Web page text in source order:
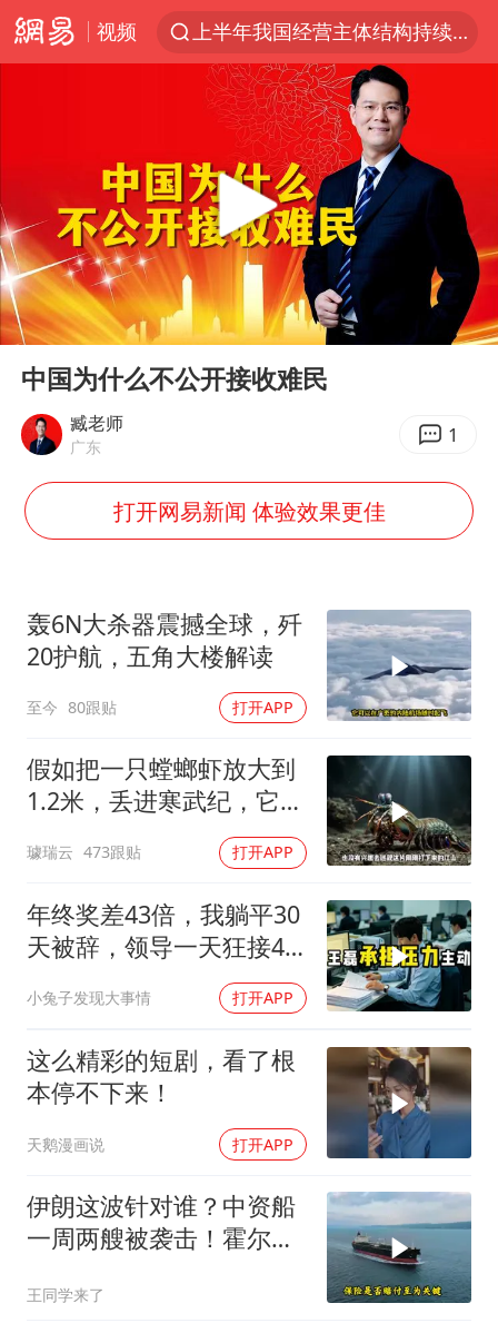
视频
上半年我国经营主体结构持续优化
《披荆斩棘2026》阵容官宣
白海豚北上或致京津冀暴雨
《龙餐馆》 冲奖
新疆一婚礼线上邀请引热议
世界第1特鲁姆普斯诺克中国赛一轮游
云南一男子胃中取出180颗铁钉
以军士兵把枪口对准中国记者
“开学三件套”全线暴涨
奋力开创中国式现代化建设新局面
Play
00:00
中国为什么不公开接收难民
臧老师
广东 1
打开网易新闻 体验效果更佳
轰6N大杀器震撼全球，歼
20护航，五角大楼解读
至今 80跟贴 打开APP
假如把一只螳螂虾放大到
1.2米，丢进寒武纪，它能
璩瑞云 473跟贴 打开APP
年终奖差43倍，我躺平30
天被辞，领导一天狂接47
小兔子发现大事情 打开APP
这么精彩的短剧，看了根
本停不下来！
天鹅漫画说 打开APP
伊朗这波针对谁？中资船
一周两艘被袭击！霍尔木
彻底破灭！
王同学来了